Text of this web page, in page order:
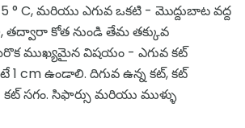
° C, మరియు ఎగువ ఒకటి - మొద్దుబాట వద్ద
కోత నుండి తేమ తక్కువ
ముఖ్యమైన విషయం - ఎగువ కట్
1 cm ఉండాలి. దిగువ ఉన్న కట్, కట్
సగం. సిఫార్సు మరియు ముళ్ళు